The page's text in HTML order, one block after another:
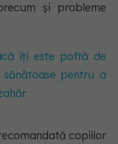
și probleme
îți este poftă de
pentru a
copiilor